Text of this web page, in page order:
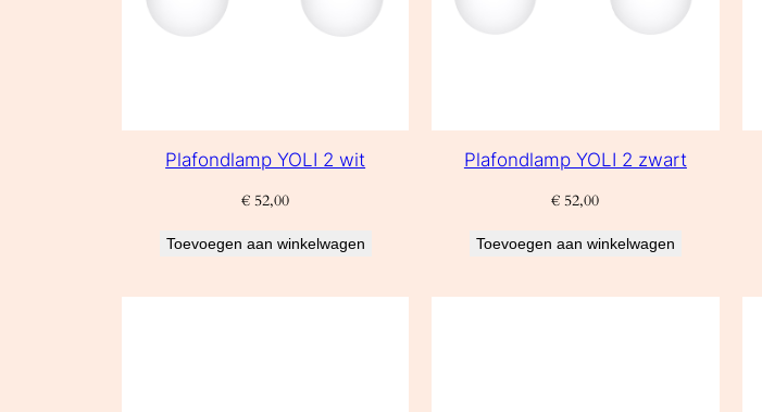
Plafondlamp YOLI 2 wit
€ 52,00
Toevoegen aan winkelwagen
Plafondlamp YOLI 2 zwart
€ 52,00
Toevoegen aan winkelwagen